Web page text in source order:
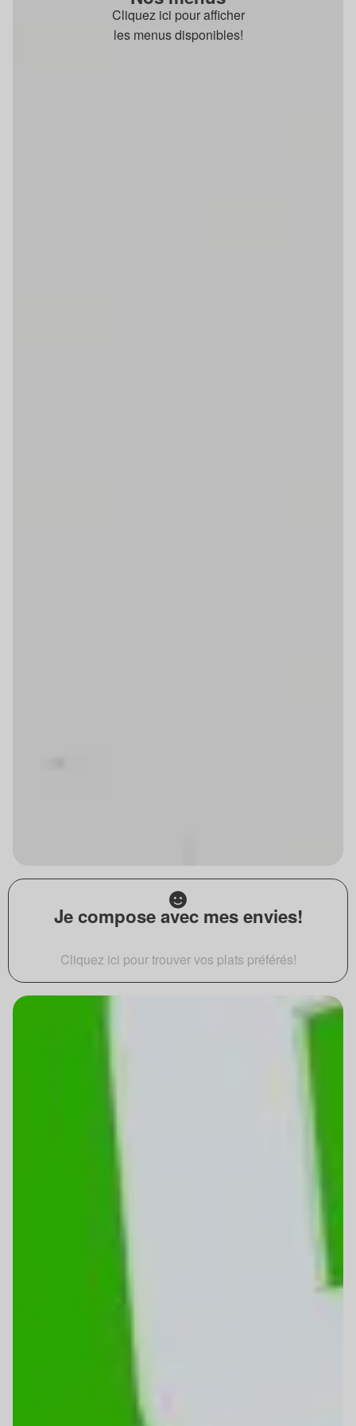
Cliquez ici pour afficher
les menus disponibles!
Je compose avec mes envies!
Cliquez ici pour trouver vos plats préférés!